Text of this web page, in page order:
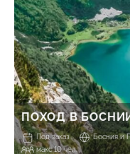
ПОХОД В
Под заказ Босния и
макс 10 чел.